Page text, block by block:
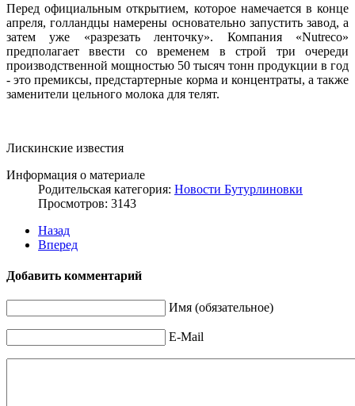
Перед официальным открытием, которое намечается в конце
апреля, голландцы намерены основательно запустить завод, а
затем уже «разрезать ленточку». Компания «Nutreco»
предполагает ввести со временем в строй три очереди
производственной мощностью 50 тысяч тонн продукции в год
- это премиксы, предстартерные корма и концентраты, а также
заменители цельного молока для телят.
Лискинские известия
Информация о материале
Родительская категория: Новости Бутурлиновки
Просмотров: 3143
Назад
Вперед
Добавить комментарий
Имя (обязательное)
E-Mail